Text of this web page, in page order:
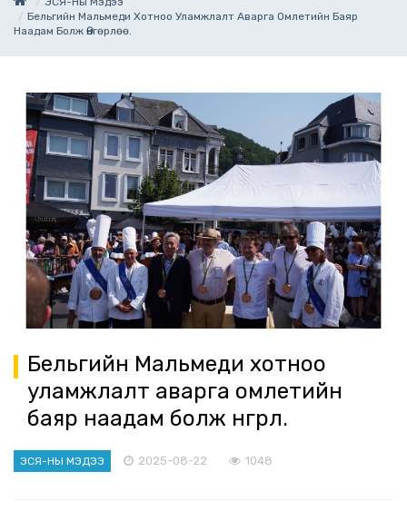
Бельгийн Мальмеди Хотноо Уламжлалт Аварга Омлетийн Баяр
Наадам Болж Өнгөрлөө.
Бельгийн Мальмеди хотноо
уламжлалт аварга омлетийн
баяр наадам болж өнгөрлөө.
ЭСЯ-НЫ МЭДЭЭ 2025-08-22 1048